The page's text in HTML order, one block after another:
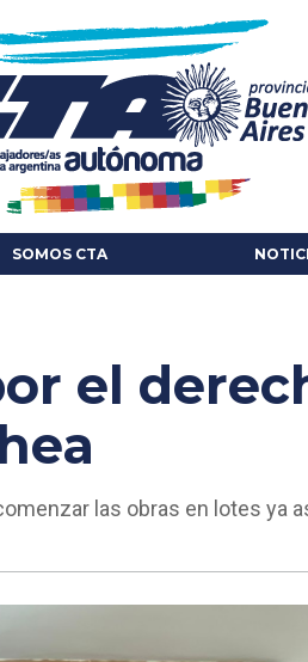
SOMOS CTA
el
las obras en lotes ya